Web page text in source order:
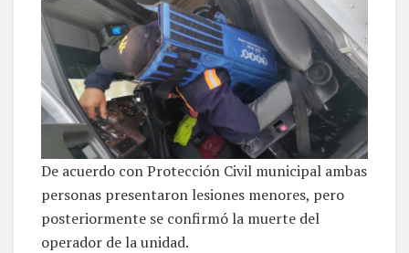
De acuerdo con Protección Civil municipal ambas
personas presentaron lesiones menores, pero
posteriormente se confirmó la muerte del
operador de la unidad.